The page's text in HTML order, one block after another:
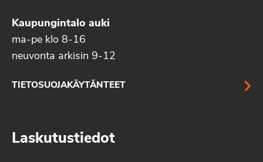
Kaupungintalo auki
ma-pe klo 8-16
neuvonta arkisin 9-12
TIETOSUOJAKÄYTÄNTEET
Laskutustiedot